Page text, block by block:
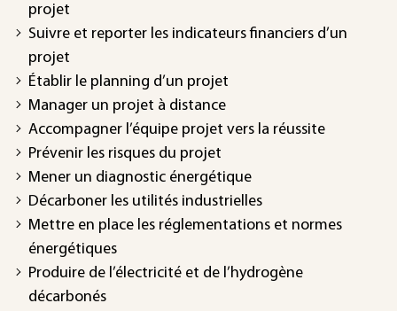
projet
Suivre et reporter les indicateurs financiers d’un
projet
Établir le planning d’un projet
Manager un projet à distance
Accompagner l’équipe projet vers la réussite
Prévenir les risques du projet
Mener un diagnostic énergétique
Décarboner les utilités industrielles
Mettre en place les réglementations et normes
énergétiques
Produire de l’électricité et de l’hydrogène
décarbonés